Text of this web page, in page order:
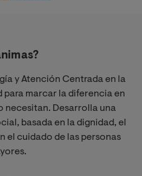
y Atención Centrada en la
para marcar la diferencia en
necesitan. Desarrolla una
basada en la dignidad, el
el cuidado de las personas